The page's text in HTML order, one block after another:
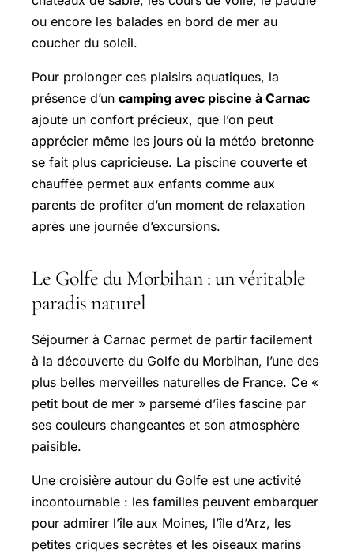
ou encore les balades en bord de mer au
coucher du soleil.
Pour prolonger ces plaisirs aquatiques, la
présence d’un camping avec piscine à Carnac
ajoute un confort précieux, que l’on peut
apprécier même les jours où la météo bretonne
se fait plus capricieuse. La piscine couverte et
chauffée permet aux enfants comme aux
parents de profiter d’un moment de relaxation
après une journée d’excursions.
Le Golfe du Morbihan : un véritable
paradis naturel
Séjourner à Carnac permet de partir facilement
à la découverte du Golfe du Morbihan, l’une des
plus belles merveilles naturelles de France. Ce «
petit bout de mer » parsemé d’îles fascine par
ses couleurs changeantes et son atmosphère
paisible.
Une croisière autour du Golfe est une activité
incontournable : les familles peuvent embarquer
pour admirer l’île aux Moines, l’île d’Arz, les
petites criques secrètes et les oiseaux marins